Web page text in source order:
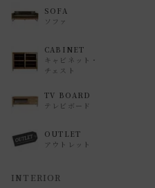
SOFA
ソファ
CABINET
キャビネット・
チェスト
TV BOARD
テレビボード
OUTLET
アウトレット
INTERIOR